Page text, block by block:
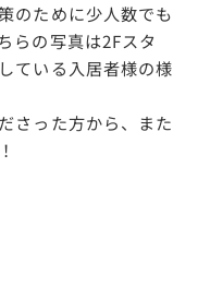
のために少人数でも
らの写真は2Fスタ
ている入居者様の様
さった方から、また